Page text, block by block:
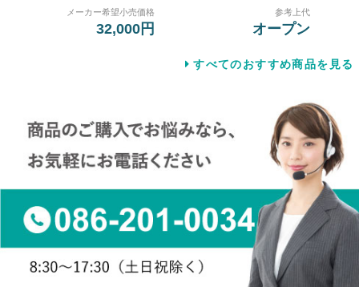
メーカー希望小売価格
32,000円
参考上代
オープン
すべてのおすすめ商品を見る